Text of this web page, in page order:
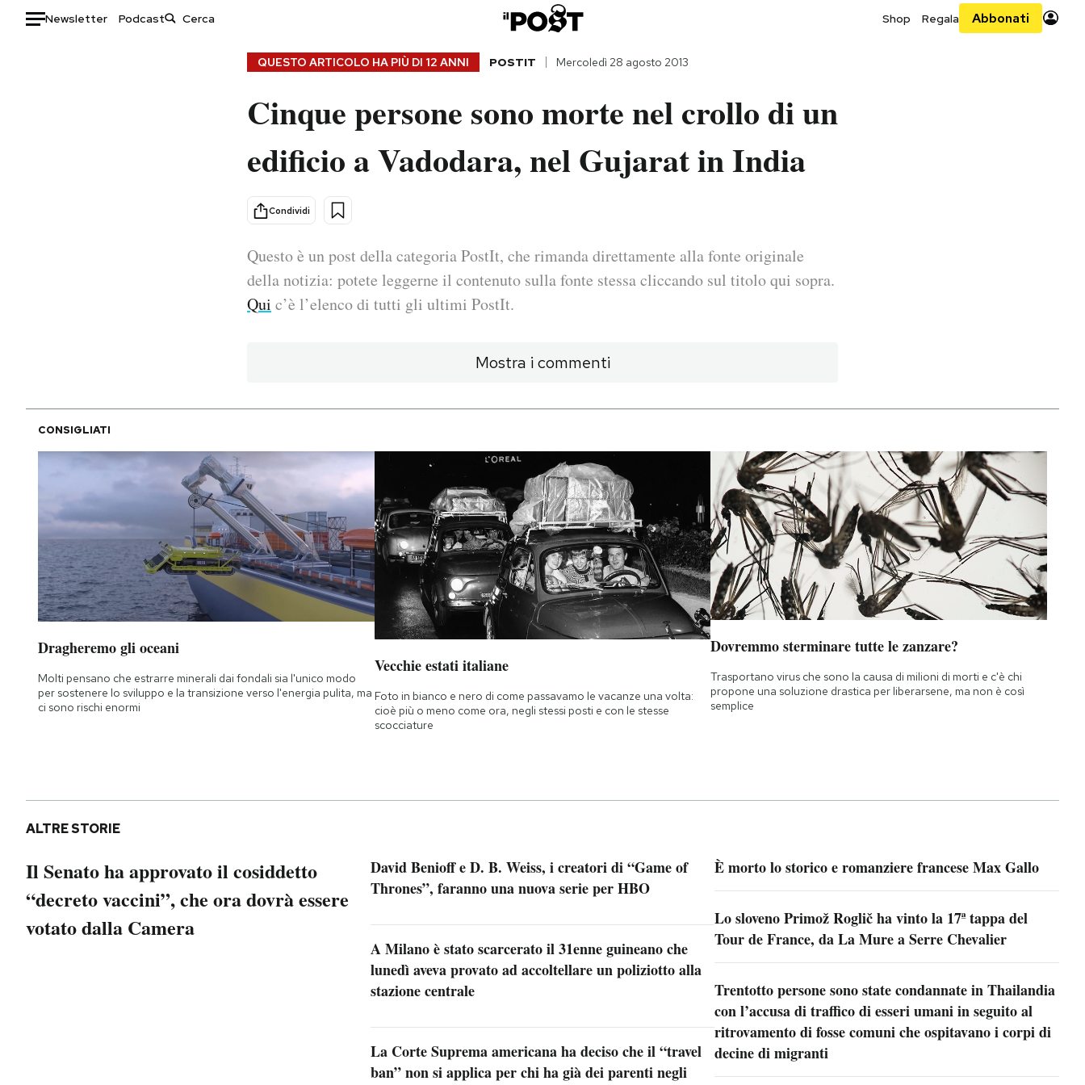
Newsletter Podcast Shop Regala Abbonati
Storie/Idee
Ok Boomer!
Altrecose
I MIEI PREFERITI
SHOP
CALENDARIO
AREA PERSONALE
Area Personale
Newsletter
Esci
QUESTO ARTICOLO HA PIÙ DI 12 ANNI POSTIT Mercoledì 28 agosto 2013
Cinque persone sono morte nel crollo di un
edificio a Vadodara, nel Gujarat in India
Condividi
Questo è un post della categoria PostIt, che rimanda direttamente alla fonte originale
della notizia: potete leggerne il contenuto sulla fonte stessa cliccando sul titolo qui sopra.
Qui c’è l’elenco di tutti gli ultimi PostIt.
Mostra i commenti
CONSIGLIATI
Dragheremo gli oceani
Molti pensano che estrarre minerali dai fondali sia l'unico modo
per sostenere lo sviluppo e la transizione verso l'energia pulita, ma
ci sono rischi enormi
Vecchie estati italiane
Foto in bianco e nero di come passavamo le vacanze una volta:
cioè più o meno come ora, negli stessi posti e con le stesse
scocciature
Dovremmo sterminare tutte le zanzare?
Trasportano virus che sono la causa di milioni di morti e c'è chi
propone una soluzione drastica per liberarsene, ma non è così
semplice
ALTRE STORIE
Il Senato ha approvato il cosiddetto
“decreto vaccini”, che ora dovrà essere
votato dalla Camera
David Benioff e D. B. Weiss, i creatori di “Game of
Thrones”, faranno una nuova serie per HBO
A Milano è stato scarcerato il 31enne guineano che
lunedì aveva provato ad accoltellare un poliziotto alla
stazione centrale
La Corte Suprema americana ha deciso che il “travel
ban” non si applica per chi ha già dei parenti negli
È morto lo storico e romanziere francese Max Gallo
Lo sloveno Primož Roglič ha vinto la 17ª tappa del
Tour de France, da La Mure a Serre Chevalier
Trentotto persone sono state condannate in Thailandia
con l’accusa di traffico di esseri umani in seguito al
ritrovamento di fosse comuni che ospitavano i corpi di
decine di migranti